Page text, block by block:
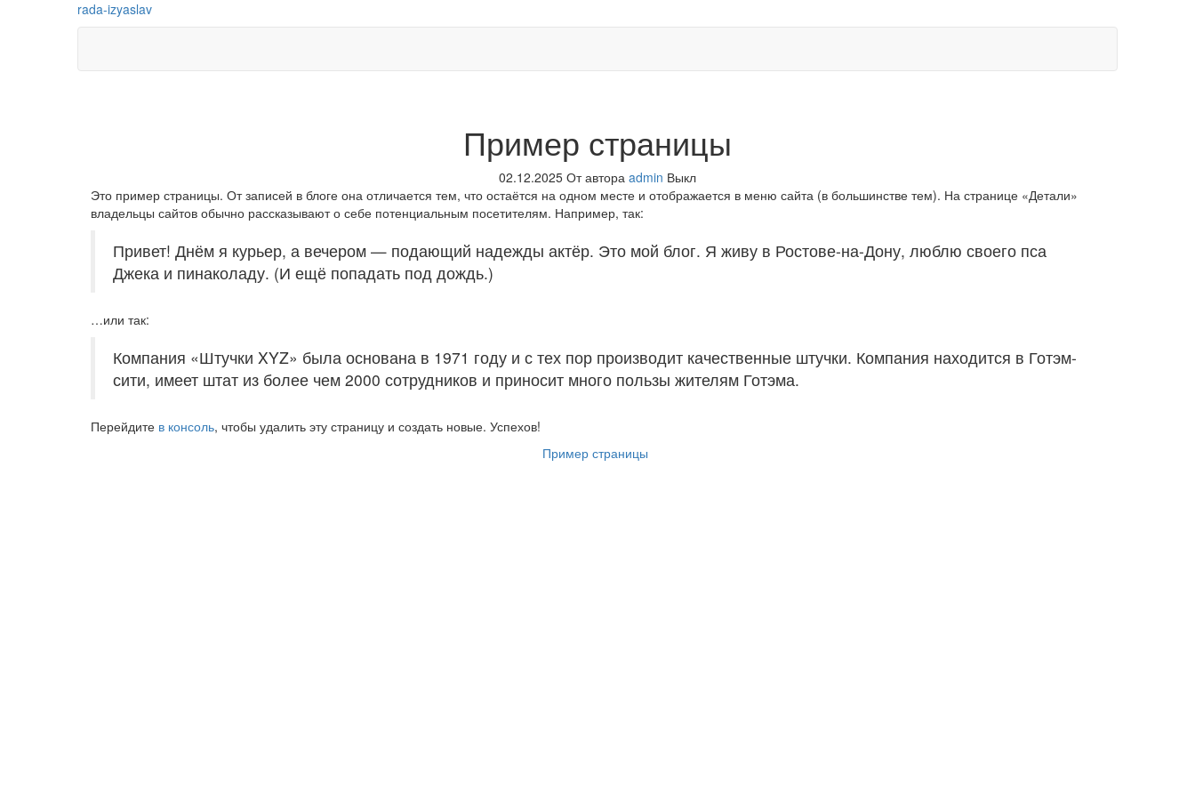
rada-izyaslav
Пример страницы
02.12.2025 От автора admin Выкл
Это пример страницы. От записей в блоге она отличается тем, что остаётся на одном месте и отображается в меню сайта (в большинстве тем). На странице «Детали»
владельцы сайтов обычно рассказывают о себе потенциальным посетителям. Например, так:
Привет! Днём я курьер, а вечером — подающий надежды актёр. Это мой блог. Я живу в Ростове-на-Дону, люблю своего пса
Джека и пинаколаду. (И ещё попадать под дождь.)
…или так:
Компания «Штучки XYZ» была основана в 1971 году и с тех пор производит качественные штучки. Компания находится в Готэм-
сити, имеет штат из более чем 2000 сотрудников и приносит много пользы жителям Готэма.
Перейдите в консоль, чтобы удалить эту страницу и создать новые. Успехов!
Пример страницы